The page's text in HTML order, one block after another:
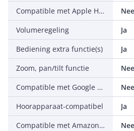
Compatible met Apple HomeKit
Nee
Volumeregeling
Ja
Bediening extra functie(s)
Ja
Zoom, pan/tilt functie
Nee
Compatible met Google Assistant
Nee
Hoorapparaat-compatibel
Ja
Compatible met Amazon Alexa
Nee